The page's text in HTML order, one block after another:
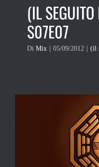
(IL
S07E07
Di Mix 05/09/2012 (il